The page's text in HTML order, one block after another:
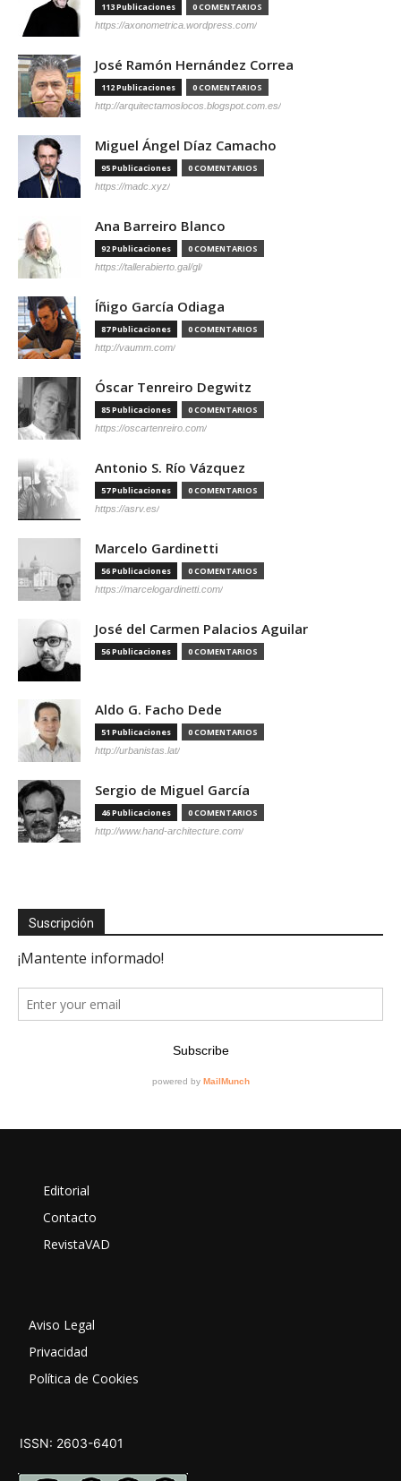
113 Publicaciones 0 COMENTARIOS
https://axonometrica.wordpress.com/
José Ramón Hernández Correa
112 Publicaciones 0 COMENTARIOS
http://arquitectamoslocos.blogspot.com.es/
Miguel Ángel Díaz Camacho
95 Publicaciones 0 COMENTARIOS
https://madc.xyz/
Ana Barreiro Blanco
92 Publicaciones 0 COMENTARIOS
https://tallerabierto.gal/gl/
Íñigo García Odiaga
87 Publicaciones 0 COMENTARIOS
http://vaumm.com/
Óscar Tenreiro Degwitz
85 Publicaciones 0 COMENTARIOS
https://oscartenreiro.com/
Antonio S. Río Vázquez
57 Publicaciones 0 COMENTARIOS
https://asrv.es/
Marcelo Gardinetti
56 Publicaciones 0 COMENTARIOS
https://marcelogardinetti.com/
José del Carmen Palacios Aguilar
56 Publicaciones 0 COMENTARIOS
Aldo G. Facho Dede
51 Publicaciones 0 COMENTARIOS
http://urbanistas.lat/
Sergio de Miguel García
46 Publicaciones 0 COMENTARIOS
http://www.hand-architecture.com/
Suscripción
Editorial
Contacto
RevistaVAD
Aviso Legal
Privacidad
Política de Cookies
ISSN: 2603-6401